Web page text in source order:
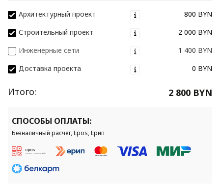
Архитектурный проект
800 BYN
Строительный проект
2 000 BYN
Инженерные сети
1 400 BYN
Доставка проекта
0 BYN
Итого: 2 800 BYN
СПОСОБЫ ОПЛАТЫ:
Безналичный расчет, Epos, Ерип